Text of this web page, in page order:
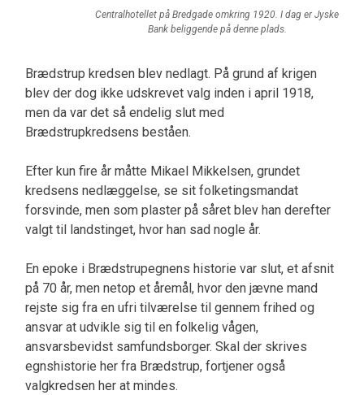
Centralhotellet på Bredgade omkring 1920. I dag er Jyske
Bank beliggende på denne plads.
Brædstrup kredsen blev nedlagt. På grund af krigen
blev der dog ikke udskrevet valg inden i april 1918,
men da var det så endelig slut med
Brædstrupkredsens beståen.
Efter kun fire år måtte Mikael Mikkelsen, grundet
kredsens nedlæggelse, se sit folketings­mandat
forsvinde, men som plaster på såret blev han derefter
valgt til landstinget, hvor han sad nogle år.
En epoke i Brædstrupegnens historie var slut, et afsnit
på 70 år, men netop et åremål, hvor den jævne mand
rejste sig fra en ufri tilværelse til gennem frihed og
ansvar at udvikle sig til en folkelig vågen,
ansvarsbevidst samfundsborger. Skal der skrives
egnshistorie her fra Brædstrup, fortjener også
valgkredsen her at mindes.